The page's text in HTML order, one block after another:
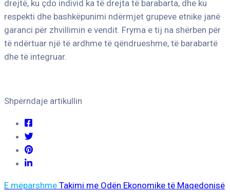
drejtë, ku çdo individ ka të drejta të barabarta, dhe ku
respekti dhe bashkëpunimi ndërmjet grupeve etnike janë
garanci për zhvillimin e vendit. Fryma e tij na shërben për
të ndërtuar një të ardhme të qëndrueshme, të barabartë
dhe të integruar.
Shpërndaje artikullin
E mëparshme Takimi me Odën Ekonomike të Maqedonisë